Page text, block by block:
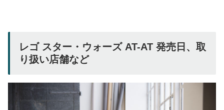
レゴ スター・ウォーズ AT-AT 発売日、取
り扱い店舗など